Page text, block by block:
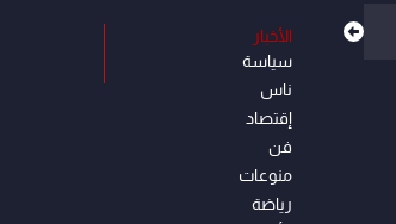
الأخبار
سياسة
ناس
إقتصاد
فن
منوعات
رياضة